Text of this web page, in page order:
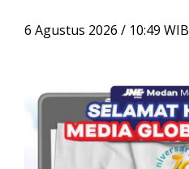
u
6 Agustus 2026 / 10:49 WIB